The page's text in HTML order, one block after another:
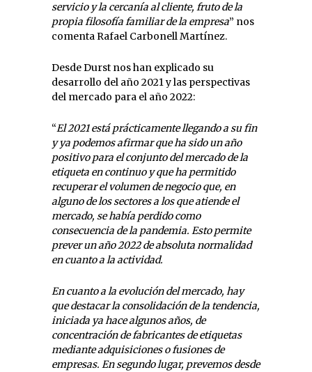
servicio y la cercanía al cliente, fruto de la
propia filosofía familiar de la empresa” nos
comenta Rafael Carbonell Martínez.
Desde Durst nos han explicado su
desarrollo del año 2021 y las perspectivas
del mercado para el año 2022:
“El 2021 está prácticamente llegando a su fin
y ya podemos afirmar que ha sido un año
positivo para el conjunto del mercado de la
etiqueta en continuo y que ha permitido
recuperar el volumen de negocio que, en
alguno de los sectores a los que atiende el
mercado, se había perdido como
consecuencia de la pandemia. Esto permite
prever un año 2022 de absoluta normalidad
en cuanto a la actividad.
En cuanto a la evolución del mercado, hay
que destacar la consolidación de la tendencia,
iniciada ya hace algunos años, de
concentración de fabricantes de etiquetas
mediante adquisiciones o fusiones de
empresas. En segundo lugar, prevemos desde